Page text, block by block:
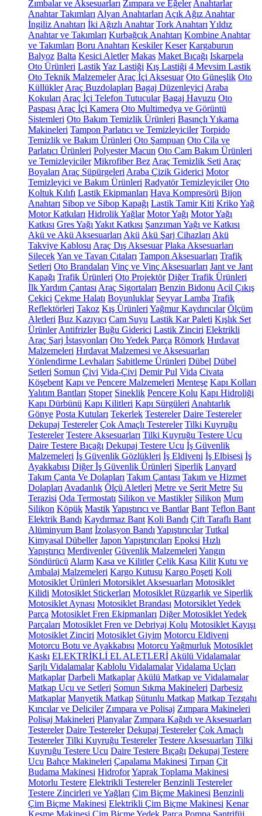
Zımbalar ve Aksesuarları Zımpara ve Eğeler Anahtarlar
Anahtar Takımları Alyan Anahtarları Açık Ağız Anahtar
İngiliz Anahtarı İki Ağızlı Anahtar Tork Anahtarı Yıldız
Anahtar ve Takımları Kurbağcık Anahtarı Kombine Anahtar
ve Takımları Boru Anahtarı Keskiler Keser Kargaburun
Balyoz Balta Kesici Aletler Makas Maket Bıçağı Iskarpela
Oto Ürünleri LastikYaz Lastiği Kış Lastiği 4 Mevsim Lastik
Oto Teknik Malzemeler Araç İçi Aksesuar Oto Güneşlik Oto
Küllükler Araç Buzdolapları Bagaj Düzenleyici Araba
Kokuları Araç İçi Telefon Tutucular Bagaj Havuzu Oto
Paspası Araç İçi Kamera Oto Multimedya ve Görüntü
Sistemleri Oto Bakım Temizlik Ürünleri Basınçlı Yıkama
Makineleri Tampon Parlatıcı ve Temizleyiciler Torpido
Temizlik ve Bakım Ürünleri Oto Şampuan Oto Cila ve
Parlatıcı Ürünleri Polyester Macun Oto Cam Bakım Ürünleri
ve Temizleyiciler Mikrofiber Bez Araç Temizlik Seti Araç
Boyaları Araç Süpürgeleri Araba Çizik Giderici Motor
Temizleyici ve Bakım Ürünleri Radyatör Temizleyiciler Oto
Koltuk Kılıfı Lastik Ekipmanları Hava Kompresörü Bijon
Anahtarı Sibop ve Sibop Kapağı Lastik Tamir Kiti KrikoYağ
Motor Katkıları Hidrolik Yağlar Motor Yağı Motor Yağı
Katkısı Gres Yağı Yakıt Katkısı Şanzıman Yağı ve Katkısı
Akü ve Akü Aksesuarları Akü Akü Şarj Cihazları Akü
Takviye Kablosu Araç Dış Aksesuar Plaka Aksesuarları
SilecekYan ve Tavan Çıtaları Tampon Aksesuarları Trafik
Setleri Oto Brandaları Vinç ve Vinç Aksesuarları Jant ve Jant
Kapağı Trafik Ürünleri Oto Projektör Diğer Trafik Ürünleri
İlk Yardım Çantası Araç Sigortaları Benzin Bidonu Acil Çıkış
Çekici Çekme Halatı Boyunluklar Seyyar Lamba Trafik
Reflektörleri Takoz Kış Ürünleri Yağmur Kaydırıcılar Ölçüm
Aletleri Buz Kazıyıcı Cam Suyu Lastik Kar Paleti Kışlık Set
Ürünler Antifrizler Buğu Giderici Lastik Zinciri Elektrikli
Araç Şarj İstasyonları Oto Yedek Parça Römork Hırdavat
Malzemeleri Hırdavat Malzemesi ve Aksesuarları
Yönlendirme Levhaları Sabitleme Ürünleri Dübel Dübel
Setleri Somun Çivi Vida-Çivi Demir Pul Vida Civata
Köşebent Kapı ve Pencere Malzemeleri Menteşe Kapı Kolları
Yalıtım Bantları Stoper Sineklik Pencere Kolu Kapı Hidroliği
Kapı Dürbünü Kapı Kilitleri Kapı Sürgüleri Anahtarlık
Gönye Posta Kutuları Tekerlek Testereler Daire Testereler
Dekupaj Testereler Çok Amaçlı Testereler Tilki Kuyruğu
Testereler Testere Aksesuarları Tilki Kuyruğu Testere Ucu
Daire Testere Bıçağı Dekupaj Testere Ucu İş Güvenlik
Malzemeleri İş Güvenlik Gözlükleri İş Eldiveni İş Elbisesi İş
Ayakkabısı Diğer İş Güvenlik Ürünleri Siperlik Lanyard
Takım Çanta Ve Dolapları Takım Çantası Takım ve Hizmet
Dolapları Avadanlık Ölçü Aletleri Metre ve Şerit Metre Su
Terazisi Oda Termostatı Silikon ve Mastikler Silikon Mum
Silikon Köpük MastikYapıştırıcı ve Bantlar Bant Teflon Bant
Elektrik Bandı Kaydırmaz Bant Koli Bandı Çift Taraflı Bant
Alüminyum Bant İzolasyon Bandı Yapıştırıcılar Tutkal
Kimyasal Dübeller Japon Yapıştırıcıları Epoksi Hızlı
Yapıştırıcı Merdivenler Güvenlik Malzemeleri Yangın
Söndürücü Alarm Kasa ve Kilitler Çelik Kasa Kilit Kutu ve
Ambalaj Malzemeleri Kargo Kutusu Kargo Poşeti Koli
Motosiklet Ürünleri Motorsiklet Aksesuarları Motosiklet
Kilidi Motosiklet Stickerları Motosiklet Rüzgarlık ve Siperlik
Motosiklet Aynası Motosiklet Brandası Motorsiklet Yedek
Parça Motosiklet Fren Ekipmanları Diğer Motosiklet Yedek
Parçaları Motosiklet Fren ve Debriyaj Kolu Motosiklet Kayışı
Motosiklet Zinciri Motosiklet Giyim Motorcu Eldiveni
Motorcu Botu ve Ayakkabısı Motorcu Yağmurluk Motosiklet
Kaskı ELEKTRİKLİ EL ALETLERİ Akülü Vidalamalar
Şarjlı Vidalamalar Kablolu Vidalamalar Vidalama Uçları
Matkaplar Darbeli Matkaplar Akülü Matkap ve Vidalamalar
Matkap Ucu ve Setleri Somun Sıkma Makineleri Darbesiz
Matkaplar Manyetik Matkap Sütunlu Matkap Matkap Tezgahı
Kırıcılar ve Deliciler Zımpara ve Polisaj Zımpara Makineleri
Polisaj Makineleri Planyalar Zımpara Kağıdı ve Aksesuarları
Testereler Daire Testereler Dekupaj Testereler Çok Amaçlı
Testereler Tilki Kuyruğu Testereler Testere Aksesuarları Tilki
Kuyruğu Testere Ucu Daire Testere Bıçağı Dekupaj Testere
Ucu Bahçe Makineleri Çapalama Makinesi Tırpan Çit
Budama Makinesi HidroforYaprak Toplama Makinesi
Motorlu Testere Elektrikli Testereler Benzinli Testereler
Testere Zincirleri ve Yağları Çim Biçme Makinesi Benzinli
Çim Biçme Makinesi Elektrikli Çim Biçme Makinesi Kenar
Kesme Makinesi Çim Biçme Yedek Parça Pompa Santrifüj